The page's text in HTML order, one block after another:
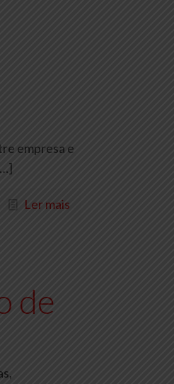
empresa e
Ler mais
de